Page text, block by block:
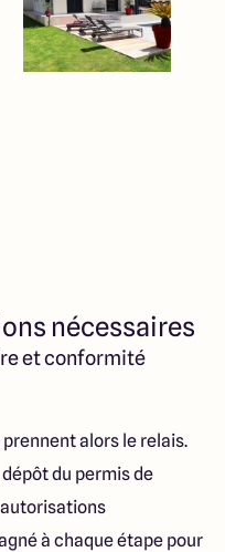
nécessaires
et conformité
alors le relais.
du permis de
à chaque étape pour